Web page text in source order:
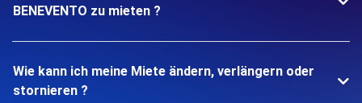
BENEVENTO zu mieten ?
Wie kann ich meine Miete ändern, verlängern oder
stornieren ?